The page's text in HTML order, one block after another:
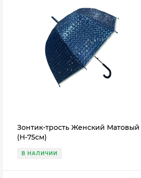
Зонтик-трость Женский Матовый
(Н-75см)
В НАЛИЧИИ